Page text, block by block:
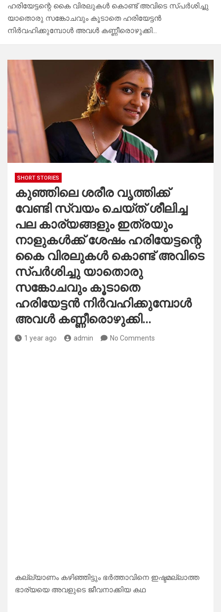
ഹരിയേട്ടന്റെ കൈ വിരലുകൾ കൊണ്ട് അവിടെ സ്പർശിച്ചു
യാതൊരു സങ്കോചവും കൂടാതെ ഹരിയേട്ടൻ
നിർവഹിക്കുമ്പോൾ അവൾ കണ്ണീരൊഴുക്കി…
SHORT STORIES
കുഞ്ഞിലെ ശരീര വൃത്തിക്ക്
വേണ്ടി സ്വയം ചെയ്ത് ശീലിച്ച
പല കാര്യങ്ങളും ഇത്രയും
നാളുകൾക്ക് ശേഷം ഹരിയേട്ടന്റെ
കൈ വിരലുകൾ കൊണ്ട് അവിടെ
സ്പർശിച്ചു യാതൊരു
സങ്കോചവും കൂടാതെ
ഹരിയേട്ടൻ നിർവഹിക്കുമ്പോൾ
അവൾ കണ്ണീരൊഴുക്കി…
1 year ago admin No Comments
കല്ല്യാണം കഴിഞ്ഞിട്ടും ഭർത്താവിനെ ഇഷ്ടമല്ലാത്ത
ഭാര്യയെ അവളുടെ ജീവനാക്കിയ കഥ